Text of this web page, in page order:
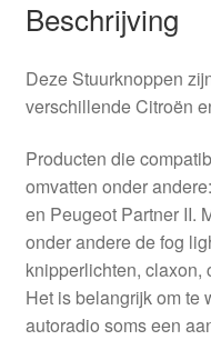
Beschrijving
Deze Stuurknoppen
verschillende Citroën
Producten die
omvatten onder
en Peugeot Partner II.
onder andere de fog
knipperlichten, claxon,
Het is belangrijk om te
autoradio soms een